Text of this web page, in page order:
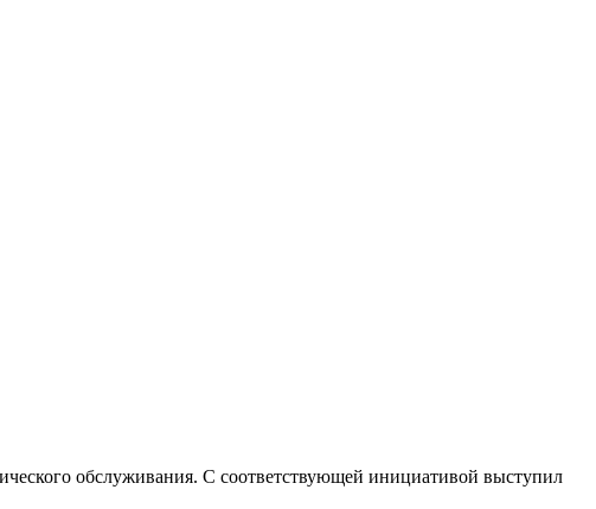
обслуживания. С соответствующей инициативой выступил